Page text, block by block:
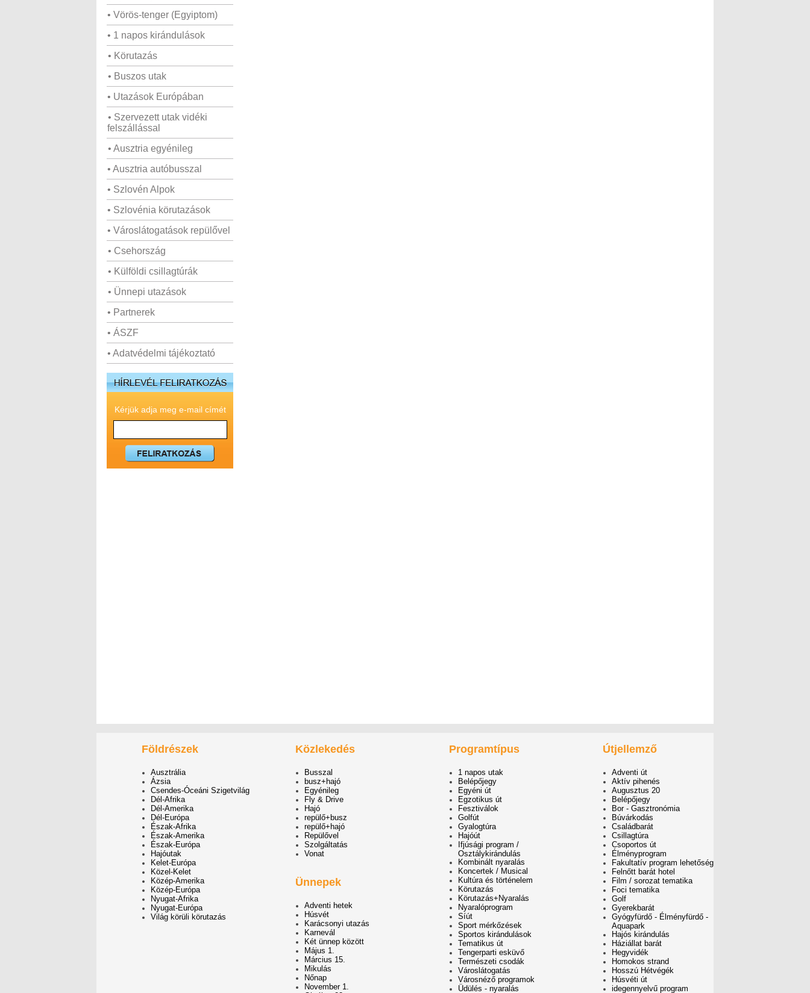
• Vörös-tenger (Egyiptom)
• 1 napos kirándulások
• Körutazás
• Buszos utak
• Utazások Európában
• Szervezett utak vidéki
felszállással
• Ausztria egyénileg
• Ausztria autóbusszal
• Szlovén Alpok
• Szlovénia körutazások
• Városlátogatások repülővel
• Csehország
• Külföldi csillagtúrák
• Ünnepi utazások
• Partnerek
• ÁSZF
• Adatvédelmi tájékoztató
Kérjük adja meg e-mail címét
Földrészek
Ausztrália
Ázsia
Csendes-Óceáni Szigetvilág
Dél-Afrika
Dél-Amerika
Dél-Európa
Észak-Afrika
Észak-Amerika
Észak-Európa
Hajóutak
Kelet-Európa
Közel-Kelet
Közép-Amerika
Közép-Európa
Nyugat-Afrika
Nyugat-Európa
Világ körüli körutazás
Közlekedés
Busszal
busz+hajó
Egyénileg
Fly & Drive
Hajó
repülő+busz
repülő+hajó
Repülővel
Szolgáltatás
Vonat
Ünnepek
Adventi hetek
Húsvét
Karácsonyi utazás
Karnevál
Két ünnep között
Május 1.
Március 15.
Mikulás
Nőnap
November 1.
Programtípus
1 napos utak
Belépőjegy
Egyéni út
Egzotikus út
Fesztiválok
Golfút
Gyalogtúra
Hajóút
Ifjúsági program /
Osztálykirándulás
Kombinált nyaralás
Koncertek / Musical
Kultúra és történelem
Körutazás
Körutazás+Nyaralás
Nyaralóprogram
Síút
Sport mérkőzések
Sportos kirándulások
Tematikus út
Tengerparti esküvő
Természeti csodák
Városlátogatás
Városnéző programok
Üdülés - nyaralás
Útjellemző
Adventi út
Aktív pihenés
Augusztus 20
Belépőjegy
Bor - Gasztronómia
Búvárkodás
Családbarát
Csillagtúra
Csoportos út
Élményprogram
Fakultatív program lehetőség
Felnőtt barát hotel
Film / sorozat tematika
Foci tematika
Golf
Gyerekbarát
Gyógyfürdő - Élményfürdő -
Aquapark
Hajós kirándulás
Háziállat barát
Hegyvidék
Homokos strand
Hosszú Hétvégék
Húsvéti út
idegennyelvű program